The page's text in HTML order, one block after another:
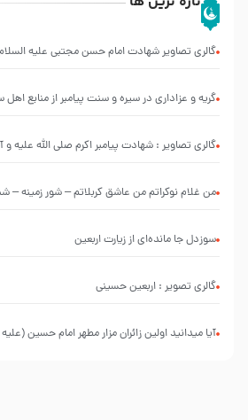
گالری تصاویر شهادت امام حسن مجتبی علیه
گریه و عزاداری در سیره و سنت پیامبر از منابع
گالری تصاویر : شهادت پیامبر اکرم صلی الله علیه و
سوزدل جا مانده‌ای از زیارت اربعین
گالری تصویر : اربعین حسینی
آیا میدانید اولین زائران مزار مطهر امام حسین